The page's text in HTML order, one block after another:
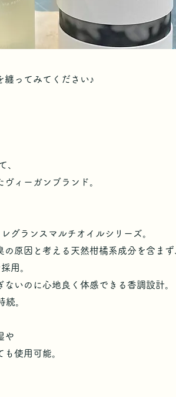
纏ってみてください♪
、
ィーガンブランド。
グランスマルチオイルシリーズ。
原因と考える天然柑橘系成分を含まず
用。
いのに心地良く体感できる香調設計。
。
や
使用可能。